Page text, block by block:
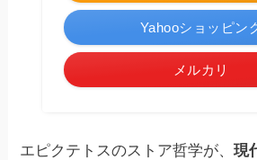
Yahooショッピン
メルカリ
エピクテトスのストア哲学が、現